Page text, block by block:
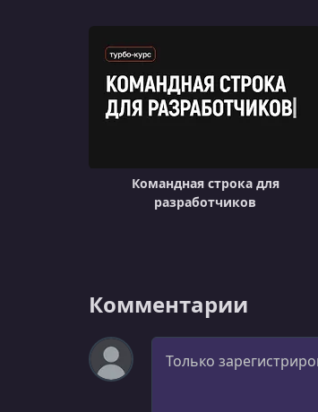
Командная строка для
разработчиков
Комментарии
Комментарий